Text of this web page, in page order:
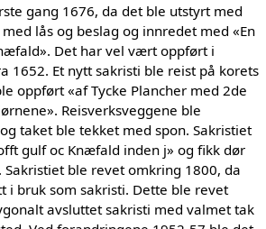
gang 1676, da det ble utstyrt med
lås og beslag og innredet med «En
Det har vel vært oppført i
1652. Et nytt sakristi ble reist på korets
oppført «af Tycke Plancher med 2de
Reisverksveggene ble
taket ble tekket med spon. Sakristiet
gulf oc Knæfald inden j» og fikk dør
ble revet omkring 1800, da
i bruk som sakristi. Dette ble revet
avsluttet sakristi med valmet tak